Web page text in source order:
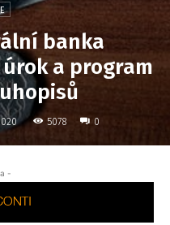
banka
a program
5078 0
-